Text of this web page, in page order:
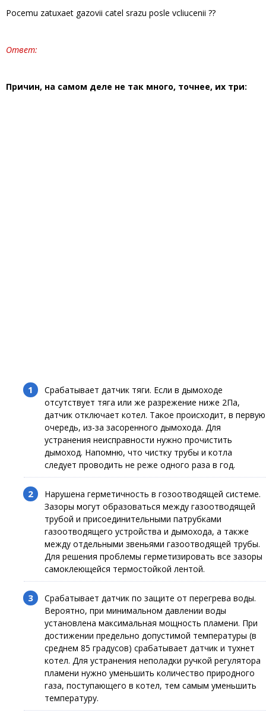
Рocemu zatuxaet gazovii catel srazu posle vcliucenii ??
Ответ:
Причин, на самом деле не так много, точнее, их три:
Срабатывает датчик тяги. Если в дымоходе
отсутствует тяга или же разрежение ниже 2Па,
датчик отключает котел. Такое происходит, в первую
очередь, из-за засоренного дымохода. Для
устранения неисправности нужно прочистить
дымоход. Напомню, что чистку трубы и котла
следует проводить не реже одного раза в год.
Нарушена герметичность в гозоотводящей системе.
Зазоры могут образоваться между газоотводящей
трубой и присоединительными патрубками
газоотводящего устройства и дымохода, а также
между отдельными звеньями газоотводящей трубы.
Для решения проблемы герметизировать все зазоры
самоклеющейся термостойкой лентой.
Срабатывает датчик по защите от перегрева воды.
Вероятно, при минимальном давлении воды
установлена максимальная мощность пламени. При
достижении предельно допустимой температуры (в
среднем 85 градусов) срабатывает датчик и тухнет
котел. Для устранения неполадки ручкой регулятора
пламени нужно уменьшить количество природного
газа, поступающего в котел, тем самым уменьшить
температуру.